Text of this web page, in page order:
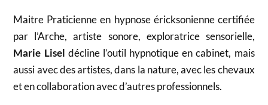
Maitre Praticienne en hypnose éricksonienne certifiée
par l’Arche, artiste sonore, exploratrice sensorielle,
Marie Lisel décline l’outil hypnotique en cabinet, mais
aussi avec des artistes, dans la nature, avec les chevaux
et en collaboration avec d’autres professionnels.